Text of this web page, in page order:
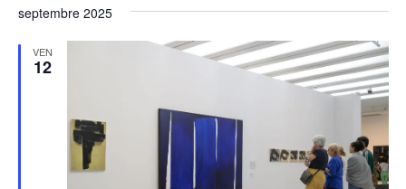
de
vues
une
date.
septembre 2025
VEN
12